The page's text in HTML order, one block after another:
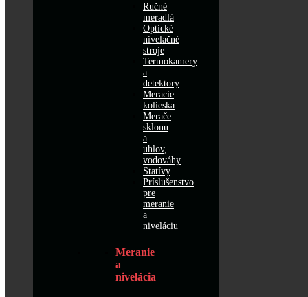
Ručné
meradlá
Optické
nivelačné
stroje
Termokamery
a
detektory
Meracie
kolieska
Merače
sklonu
a
uhlov,
vodováhy
Statívy
Príslušenstvo
pre
meranie
a
niveláciu
Meranie
a
nivelácia